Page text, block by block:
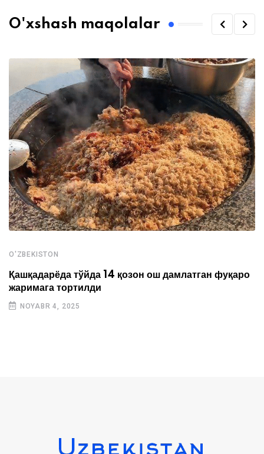
O'xshash maqolalar
O'ZBEKISTON
Қашқадарёда тўйда 14 қозон ош дамлатган фуқаро
жаримага тортилди
NOYABR 4, 2025